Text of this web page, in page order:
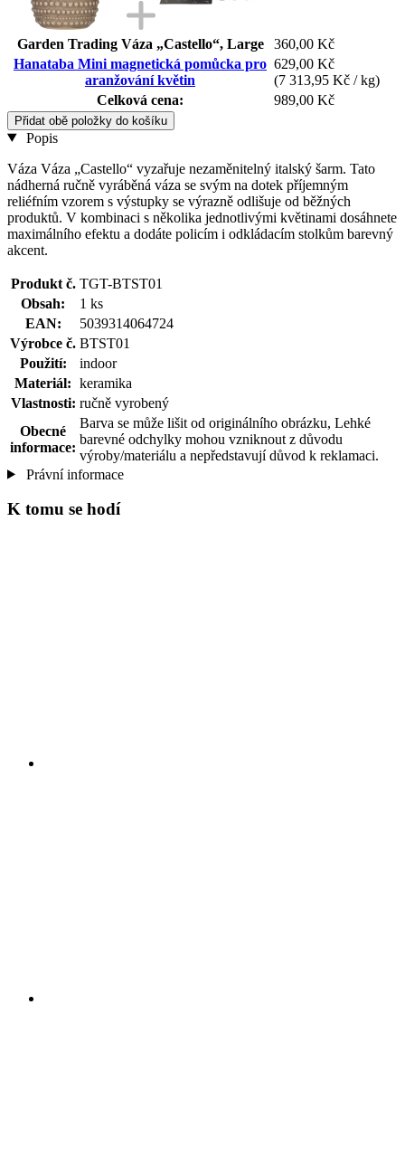
Garden Trading Váza „Castello“, Large
360,00 Kč
Hanataba Mini magnetická pomůcka pro
aranžování květin
629,00 Kč
(7 313,95 Kč / kg)
Celková cena:
989,00 Kč
Přidat obě položky do košíku
Popis
Váza Váza „Castello“ vyzařuje nezaměnitelný italský šarm. Tato
nádherná ručně vyráběná váza se svým na dotek příjemným
reliéfním vzorem s výstupky se výrazně odlišuje od běžných
produktů. V kombinaci s několika jednotlivými květinami dosáhnete
maximálního efektu a dodáte policím i odkládacím stolkům barevný
akcent.
Produkt č. TGT-BTST01
Obsah:
1 ks
EAN:
5039314064724
Výrobce č. BTST01
Použití:
indoor
Materiál: keramika
Vlastnosti: ručně vyrobený
Obecné
informace:
Barva se může lišit od originálního obrázku, Lehké
barevné odchylky mohou vzniknout z důvodu
výroby/materiálu a nepředstavují důvod k reklamaci.
Právní informace
K tomu se hodí